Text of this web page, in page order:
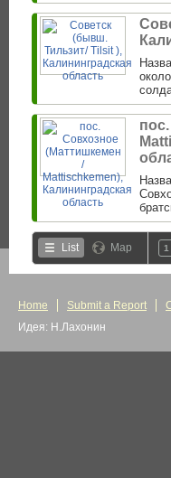
List Map 1
Home Submit a Report
Идея: Н.Лахонин